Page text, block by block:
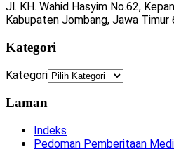
Jl. KH. Wahid Hasyim No.62,
Kabupaten Jombang, Jawa Timur
Kategori
Kategori
Laman
Indeks
Pedoman Pemberitaan